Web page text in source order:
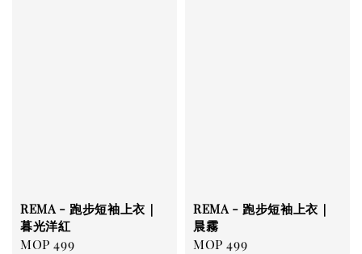
REMA - 跑步短袖上衣｜
暮光洋紅
Regular
MOP 499
REMA - 跑步短袖上衣｜
晨霧
Regular
MOP 499